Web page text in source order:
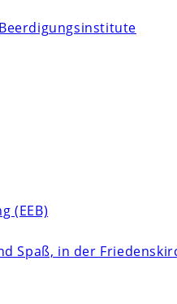
(EEB)
Spaß, in der